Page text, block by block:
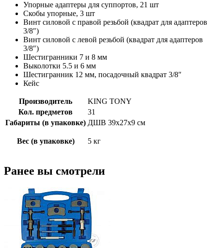
Упорные адаптеры для суппортов, 21 шт
Скобы упорные, 3 шт
Винт силовой с правой резьбой (квадрат для адаптеров
3/8″)
Винт силовой с левой резьбой (квадрат для адаптеров
3/8″)
Шестигранники 7 и 8 мм
Выколотки 5.5 и 6 мм
Шестигранник 12 мм, посадочный квадрат 3/8″
Кейс
Производитель
KING TONY
Кол. предметов
31
Габариты (в упаковке) ДШВ 39х27х9 см
Вес (в упаковке) 5 кг
Ранее вы смотрели